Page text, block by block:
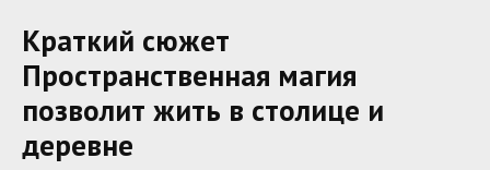
Краткий сюжет
Пространственная магия
позволит жить в столице и
деревне